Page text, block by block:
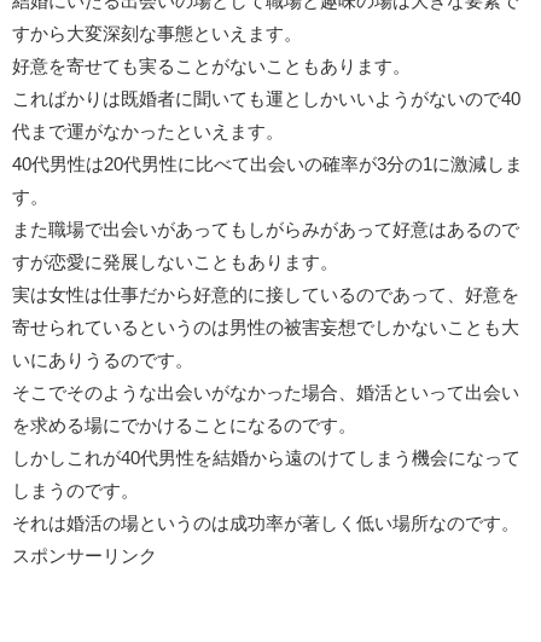
すから大変深刻な事態といえます。
好意を寄せても実ることがないこともあります。
こればかりは既婚者に聞いても運としかいいようがないので40
代まで運がなかったといえます。
40代男性は20代男性に比べて出会いの確率が3分の1に激減しま
す。
また職場で出会いがあってもしがらみがあって好意はあるので
すが恋愛に発展しないこともあります。
実は女性は仕事だから好意的に接しているのであって、好意を
寄せられているというのは男性の被害妄想でしかないことも大
いにありうるのです。
そこでそのような出会いがなかった場合、婚活といって出会い
を求める場にでかけることになるのです。
しかしこれが40代男性を結婚から遠のけてしまう機会になって
しまうのです。
それは婚活の場というのは成功率が著しく低い場所なのです。
スポンサーリンク